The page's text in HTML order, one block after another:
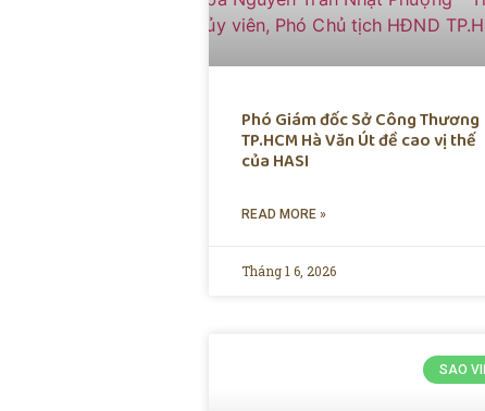
Phó Giám đốc Sở Công Thương
TP.HCM Hà Văn Út đề cao vị thế
của HASI
READ MORE »
Tháng 1 6, 2026
SAO